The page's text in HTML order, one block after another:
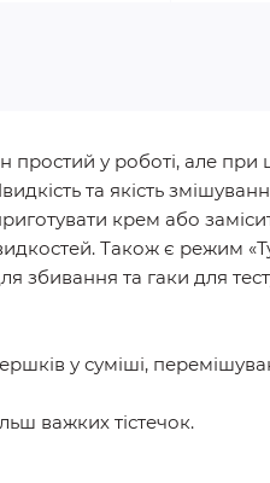
простий у роботі, але при
та якість
крем або
Також є режим
збивання та гаки для
у суміші,
важких тістечок.